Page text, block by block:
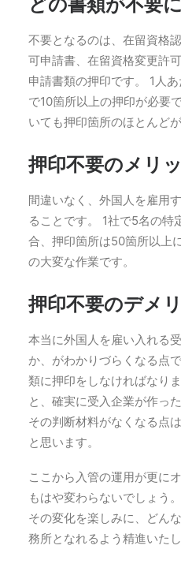
不要となるのは、在留資格
可申請書、在留資格変更許
申請書類の押印です。 1人
で10箇所以上の押印が必要
いても押印箇所のほとんど
押印不要のメリ
間違いなく、外国人を雇用
ることです。 1社で5名の特
合、押印箇所は50箇所以上
の大変な作業です。
押印不要のデメ
本当に外国人を雇い入れる
か、がわかりづらくなる点
類に押印をしなければなり
と、確実に受入企業が作っ
その判断材料がなくなる点
と思います。
ここから入管の運用が更に
もはや変わらないでしょう。
その変化を楽しみに、どん
務所となれるよう精進いたし